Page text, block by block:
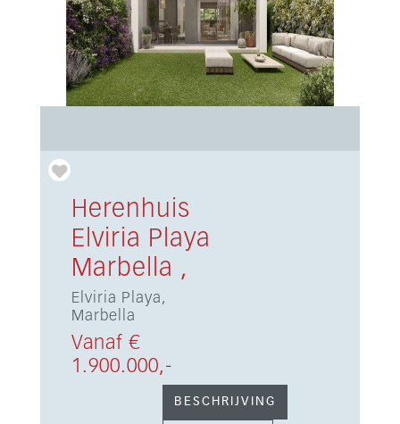
Herenhuis
Elviria Playa
Marbella ,
Elviria Playa,
Marbella
Vanaf €
1.900.000,-
BESCHRIJVING